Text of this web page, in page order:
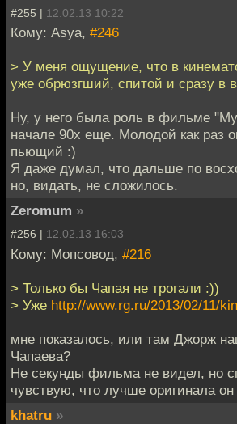
#255 | 12.02.13 10:22
Кому: Asya, #246
> У меня ощущение, что в
уже обрюзгший, спитой и сразу в
Ну, у него была роль в фильме
начале 90х еще. Молодой как раз
пьющий :)
Я даже думал, что дальше по
но, видать, не сложилось.
Zeromum »
#256 | 12.02.13 16:03
Кому: Мопсовод, #216
> Только бы Чапая не трогали :))
> Уже http://www.rg.ru/2013/02/11/
мне показалось, или там Джорж
Чапаева?
Не секунды фильма не видел, но
чувствую, что лучше оригинала он
khatru »